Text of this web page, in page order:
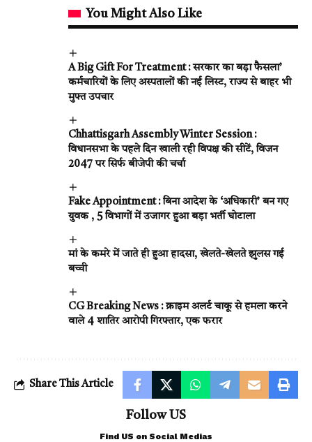
You Might Also Like
A Big Gift For Treatment : सरकार का बड़ा फैसला’
कर्मचारियों के लिए अस्पतालों की नई लिस्ट, राज्य से बाहर भी
मुफ्त उपचार
Chhattisgarh Assembly Winter Session :
विधानसभा के पहले दिन खाली रही विपक्ष की सीटें, विजन
2047 पर सिर्फ बीजेपी की चर्चा
Fake Appointment : बिना आदेश के ‘अधिकारी’ बन गए
युवक , 5 विभागों में उजागर हुआ बड़ा भर्ती घोटाला
मां के कमरे में जाते ही हुआ हादसा, खेलते-खेलते झुलस गई
बच्ची
CG Breaking News : क्राइम अलर्ट चाकू से हमला करने
वाले 4 शातिर आरोपी गिरफ्तार, एक फरार
Share This Article
Follow US
Find US on Social Medias